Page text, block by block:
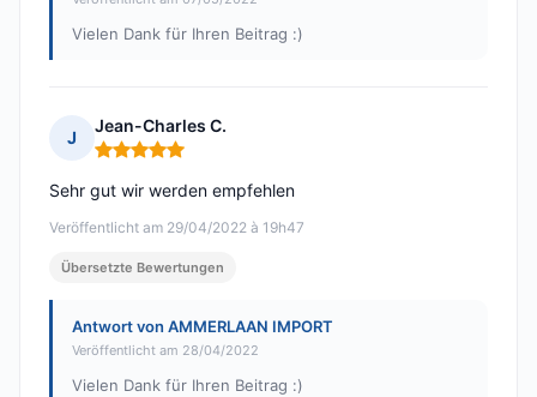
Vielen Dank für Ihren Beitrag :)
J
Jean-Charles C.
Hinweis: 5 von 5
Veröffentlicht am 29/04/2022 à 19h47
Sehr gut wir werden empfehlen
Übersetzte Bewertungen
Antwort von AMMERLAAN IMPORT
Veröffentlicht am 28/04/2022
Vielen Dank für Ihren Beitrag :)